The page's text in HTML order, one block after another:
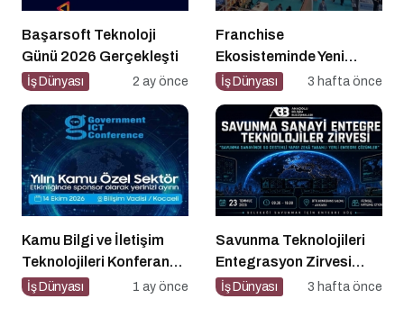
Başarsoft Teknoloji
Günü 2026 Gerçekleşti
İş Dünyası 2 ay önce
Franchise
Ekosisteminde Yeni
Dönem Başlıyor: Bayim
İçin Geri Sayım!
İş Dünyası 3 hafta önce
Kamu Bilgi ve İletişim
Teknolojileri Konferansı
2026 İçin Geri Sayım!
İş Dünyası 1 ay önce
Savunma Teknolojileri
Entegrasyon Zirvesi
Ankara’da
İş Dünyası 3 hafta önce